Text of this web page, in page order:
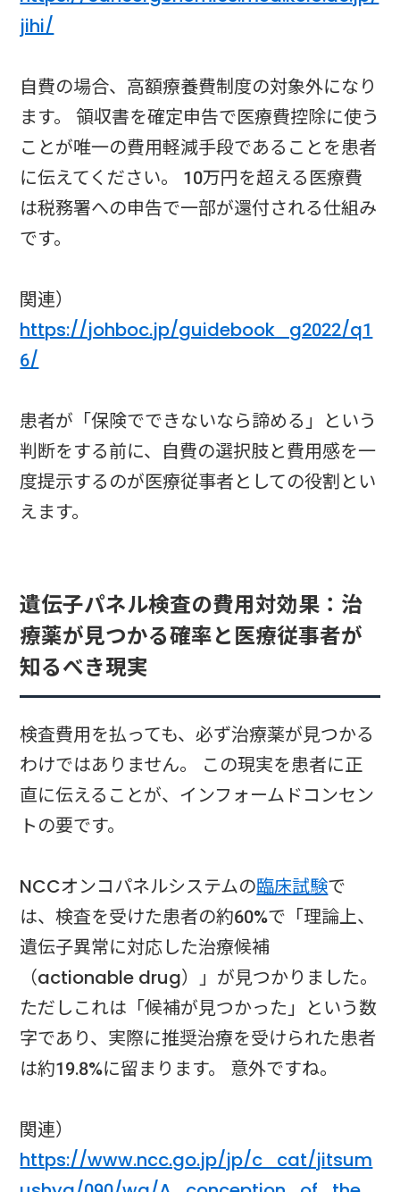
jihi/
自費の場合、高額療養費制度の対象外になり
ます。 領収書を確定申告で医療費控除に使う
ことが唯一の費用軽減手段であることを患者
に伝えてください。 10万円を超える医療費
は税務署への申告で一部が還付される仕組み
です。
関連）
https://johboc.jp/guidebook_g2022/q1
6/
患者が「保険でできないなら諦める」という
判断をする前に、自費の選択肢と費用感を一
度提示するのが医療従事者としての役割とい
えます。
遺伝子パネル検査の費用対効果：治
療薬が見つかる確率と医療従事者が
知るべき現実
検査費用を払っても、必ず治療薬が見つかる
わけではありません。 この現実を患者に正
直に伝えることが、インフォームドコンセン
トの要です。
NCCオンコパネルシステムの臨床試験で
は、検査を受けた患者の約60%で「理論上、
遺伝子異常に対応した治療候補
（actionable drug）」が見つかりました。
ただしこれは「候補が見つかった」という数
字であり、実際に推奨治療を受けられた患者
は約19.8%に留まります。 意外ですね。
関連）
https://www.ncc.go.jp/jp/c_cat/jitsum